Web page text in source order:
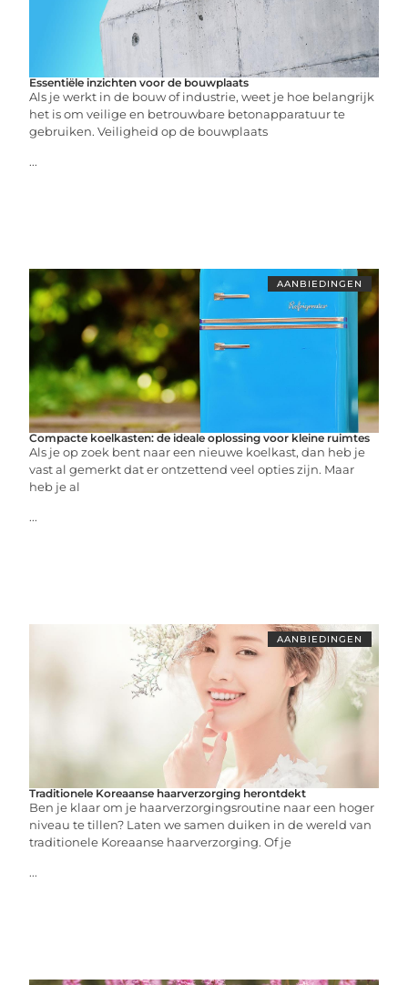
Essentiële inzichten voor de bouwplaats
Als je werkt in de bouw of industrie, weet je hoe belangrijk
het is om veilige en betrouwbare betonapparatuur te
gebruiken. Veiligheid op de bouwplaats
...
AANBIEDINGEN
Compacte koelkasten: de ideale oplossing voor kleine ruimtes
Als je op zoek bent naar een nieuwe koelkast, dan heb je
vast al gemerkt dat er ontzettend veel opties zijn. Maar
heb je al
...
AANBIEDINGEN
Traditionele Koreaanse haarverzorging herontdekt
Ben je klaar om je haarverzorgingsroutine naar een hoger
niveau te tillen? Laten we samen duiken in de wereld van
traditionele Koreaanse haarverzorging. Of je
...